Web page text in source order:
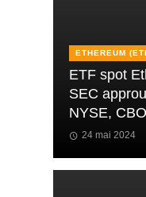
ETHEREUM
ETF spot
SEC
NYSE,
24 mai 2024